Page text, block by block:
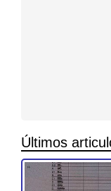
Últimos